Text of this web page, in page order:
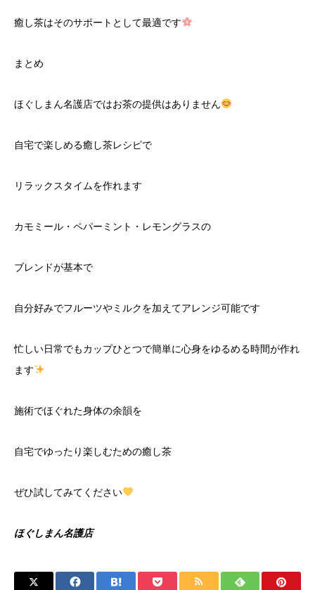
癒し茶はそのサポートとして最適です
まとめ
ほぐしまん名護店ではお茶の提供はありません
自宅で楽しめる癒し茶レシピで
リラックスタイムを作れます
カモミール・ペパーミント・レモングラスの
ブレンドが基本で
自分好みでフルーツやミルクを加えてアレンジ可能です
忙しい日常でもカップひとつで簡単に心身をゆるめる時間が作れ
ます
施術でほぐれた身体の余韻を
自宅でゆったり楽しむための癒し茶
ぜひ試してみてください
ほぐしまん名護店